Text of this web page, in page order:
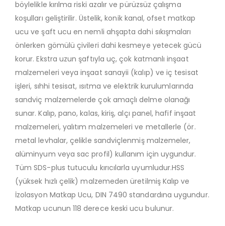
böylelikle kırılma riski azalır ve pürüzsüz çalışma
koşulları geliştirilir. Üstelik, konik kanal, ofset matkap
ucu ve şaft ucu en nemli ahşapta dahi sıkışmaları
önlerken gömülü çivileri dahi kesmeye yetecek gücü
korur. Ekstra uzun şaftıyla uç, çok katmanlı inşaat
malzemeleri veya inşaat sanayii (kalıp) ve iç tesisat
işleri, sıhhi tesisat, ısıtma ve elektrik kurulumlarında
sandviç malzemelerde çok amaçlı delme olanağı
sunar. Kalıp, pano, kalas, kiriş, alçı panel, hafif inşaat
malzemeleri, yalıtım malzemeleri ve metallerle (ör.
metal levhalar, çelikle sandviçlenmiş malzemeler,
alüminyum veya sac profil) kullanım için uygundur.
Tüm SDS-plus tutuculu kırıcılarla uyumludur.HSS
(yüksek hızlı çelik) malzemeden üretilmiş Kalıp ve
İzolasyon Matkap Ucu, DIN 7490 standardına uygundur.
Matkap ucunun 118 derece keski ucu bulunur.